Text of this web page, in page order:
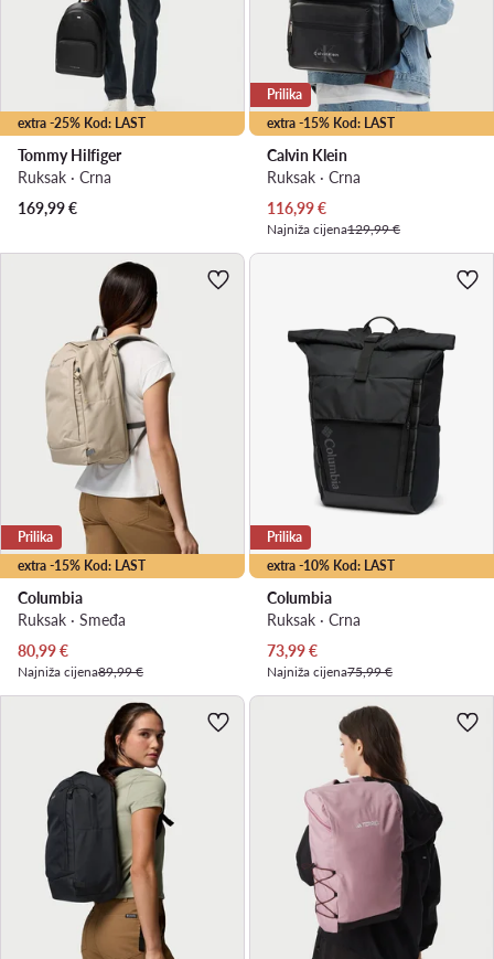
extra -25% Kod: LAST
Tommy Hilfiger
Ruksak · Crna
169,99€
extra -15% Kod: LAST
Prilika
Calvin Klein
Ruksak · Crna
Trenutna cijena
116,99€
Najniža cijena129,99 €
extra -15% Kod: LAST
Prilika
Columbia
Ruksak · Smeđa
Trenutna cijena
80,99€
Najniža cijena89,99 €
extra -10% Kod: LAST
Prilika
Columbia
Ruksak · Crna
Trenutna cijena
73,99€
Najniža cijena75,99 €